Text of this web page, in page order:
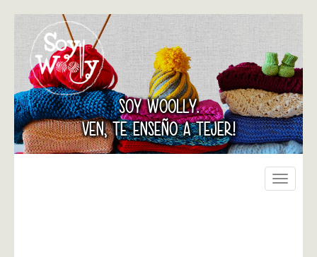
SOY WOOLLY.
VEN, TE ENSEÑO A TEJER!
Toggle